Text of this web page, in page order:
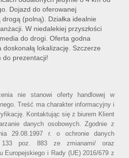
Dojazd do oferowanej
(polną). Działka idealnie
W niedalekiej przyszłości
do drogi. Oferta godna
lokalizację. Szczerze
do prezentacji!
nie stanowi oferty handlowej w
Treść ma charakter informacyjny i
Kontaktując się z biurem Klient
danych osobowych. Zgodnie z
29.08.1997 r. o ochronie danych
133 poz. 883 ze zmianami/ oraz
Europejskiego i Rady (UE) 2016/679 z